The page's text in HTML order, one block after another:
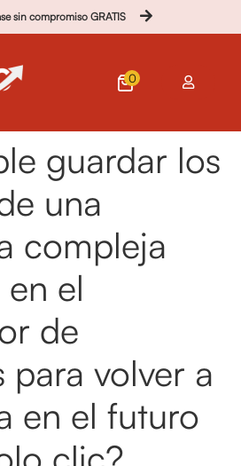
sin compromiso GRATIS
0
guardar los
una
compleja
el
de
para volver a
en el futuro